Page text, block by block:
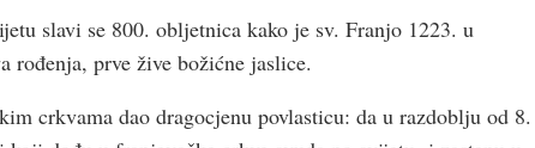
slavi se 800. obljetnica kako je sv. Franjo 1223. u
rođenja, prve žive božićne jaslice.
crkvama dao dragocjenu povlasticu: da u razdoblju od 8.